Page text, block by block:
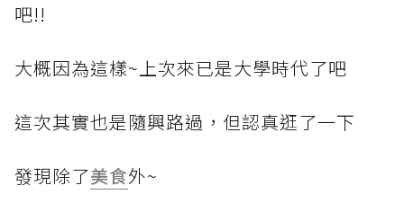
吧!!
大概因為這樣~上次來已是大學時代了吧
這次其實也是隨興路過，但認真逛了一下
發現除了美食外~